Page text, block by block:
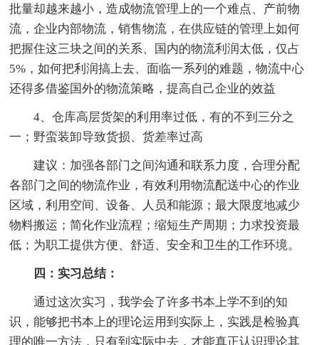
批量却越来越小，造成物流管理上的一个难点、产前物
流，企业内部物流，销售物流，在供应链的管理上如何
把握住这三块之间的关系、国内的物流利润太低，仅占
5%，如何把利润搞上去、面临一系列的难题，物流中心
还得多借鉴国外的物流策略，提高自己企业的效益
4、仓库高层货架的利用率过低，有的不到三分之
一；野蛮装卸导致货损、货差率过高
建议：加强各部门之间沟通和联系力度，合理分配
各部门之间的物流作业，有效利用物流配送中心的作业
区域，利用空间、设备、人员和能源；最大限度地减少
物料搬运；简化作业流程；缩短生产周期；力求投资最
低；为职工提供方便、舒适、安全和卫生的工作环境。
四：实习总结：
通过这次实习，我学会了许多书本上学不到的知
识，能够把书本上的理论运用到实际上，实践是检验真
理的唯一方法，只有到实际中去，才能真正认识理论其